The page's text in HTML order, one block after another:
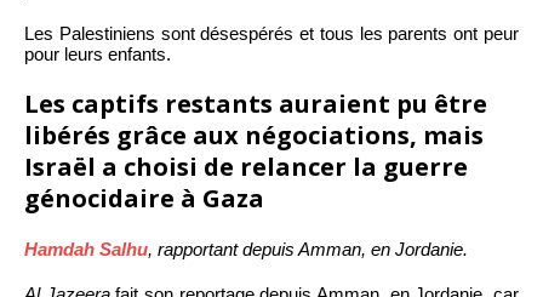
Les Palestiniens sont désespérés et tous les parents ont peur
pour leurs enfants.
Les captifs restants auraient pu être
libérés grâce aux négociations, mais
Israël a choisi de relancer la guerre
génocidaire à Gaza
Hamdah Salhu, rapportant depuis Amman, en Jordanie.